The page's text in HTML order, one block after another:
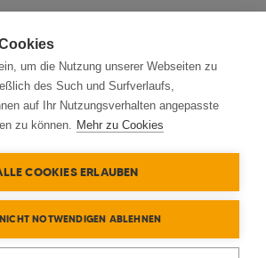
um die Nutzung unserer Webseiten zu
des Such und Surfverlaufs,
auf Ihr Nutzungsverhalten angepasste
zu können. Mehr zu Cookies
COOKIES ERLAUBEN
NOTWENDIGEN ABLEHNEN